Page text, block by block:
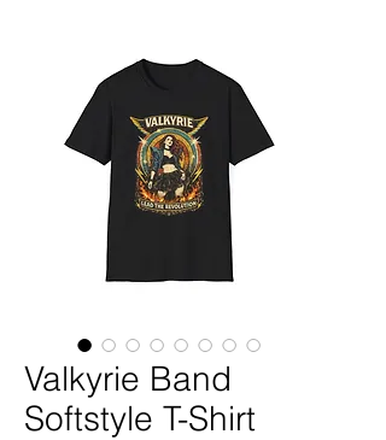
Valkyrie Band
Softstyle T-Shirt